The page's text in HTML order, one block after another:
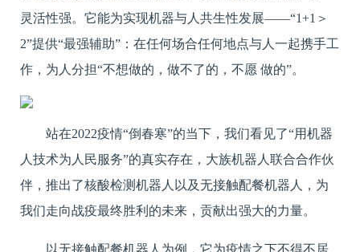
灵活性强。它能为实现机器与人共生性发展——“1+1＞
2”提供“最强辅助”：在任何场合任何地点与人一起携手工
作，为人分担“不想做的，做不了的，不愿 做的”。
站在2022疫情“倒春寒”的当下，我们看见了“用机器
人技术为人民服务”的真实存在，大族机器人联合合作伙
伴，推出了核酸检测机器人以及无接触配餐机器人，为
我们走向战疫最终胜利的未来，贡献出强大的力量。
以无接触配餐机器人为例，它为疫情之下不得不居